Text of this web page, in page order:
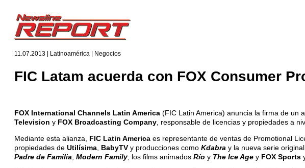
11.07.2013 | Latinoamérica | Negocios
FIC Latam acuerda con FOX Consumer
FOX International Channels Latin America (FIC Latin America) anuncia la firma de un
Television y FOX Broadcasting Company , responsable de licencias y propiedades a
Mediante esta alianza, FIC Latin America es representante de ventas de Promotional
propiedades de Utilísima BabyTV y producciones como Kdabra y la nueva serie
Padre de Familia Modern Family, los films animados Río y The Ice Age y FOX Sports